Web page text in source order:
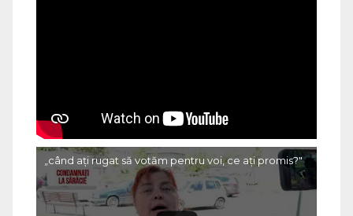
„când ați rugat să votăm pentru voi, ce ați promis?"